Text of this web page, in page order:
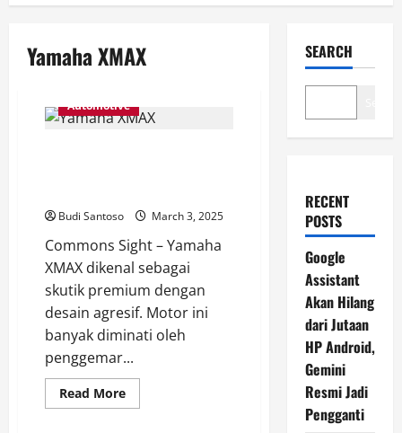
Yamaha XMAX
Automotive
Budi Santoso March 3, 2025
Commons Sight – Yamaha
XMAX dikenal sebagai
skutik premium dengan
desain agresif. Motor ini
banyak diminati oleh
penggemar...
Read MoreRead
more
SEARCH
RECENT
POSTS
Google
Assistant
Akan Hilang
dari Jutaan
HP Android,
Gemini
Resmi Jadi
Pengganti